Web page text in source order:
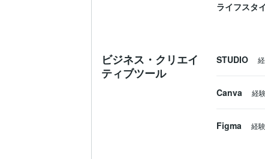
ライフスタ
ビジネス・クリエイ
ティブツール
STUDIO
Canva 経
Figma 経